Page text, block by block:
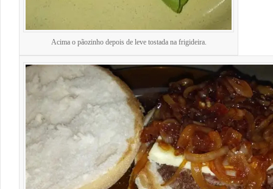
Acima o pãozinho depois de leve tostada na frigideira.